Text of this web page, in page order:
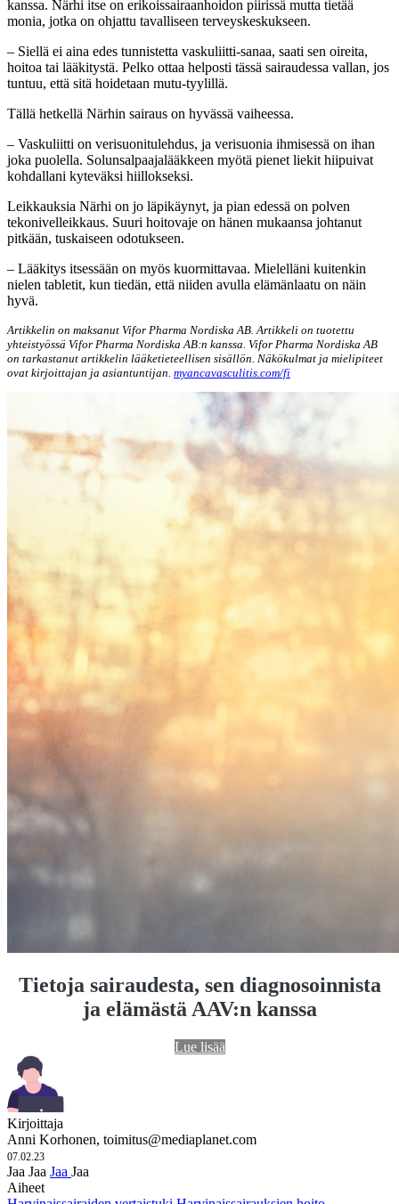
kanssa. Närhi itse on erikoissairaanhoidon piirissä mutta tietää
monia, jotka on ohjattu tavalliseen terveyskeskukseen.
– Siellä ei aina edes tunnistetta vaskuliitti-sanaa, saati sen oireita,
hoitoa tai lääkitystä. Pelko ottaa helposti tässä sairaudessa vallan, jos
tuntuu, että sitä hoidetaan mutu-tyylillä.
Tällä hetkellä Närhin sairaus on hyvässä vaiheessa.
– Vaskuliitti on verisuonitulehdus, ja verisuonia ihmisessä on ihan
joka puolella. Solunsalpaajalääkkeen myötä pienet liekit hiipuivat
kohdallani kyteväksi hiillokseksi.
Leikkauksia Närhi on jo läpikäynyt, ja pian edessä on polven
tekonivelleikkaus. Suuri hoitovaje on hänen mukaansa johtanut
pitkään, tuskaiseen odotukseen.
– Lääkitys itsessään on myös kuormittavaa. Mielelläni kuitenkin
nielen tabletit, kun tiedän, että niiden avulla elämänlaatu on näin
hyvä.
Artikkelin on maksanut Vifor Pharma Nordiska AB. Artikkeli on tuotettu
yhteistyössä Vifor Pharma Nordiska AB:n kanssa. Vifor Pharma Nordiska AB
on tarkastanut artikkelin lääketieteellisen sisällön. Näkökulmat ja mielipiteet
ovat kirjoittajan ja asiantuntijan. myancavasculitis.com/fi
Tietoja sairaudesta, sen diagnosoinnista
ja elämästä AAV:n kanssa
Lue lisää
Kirjoittaja
Anni Korhonen, toimitus@mediaplanet.com
07.02.23
Jaa Jaa Jaa Jaa
Aiheet